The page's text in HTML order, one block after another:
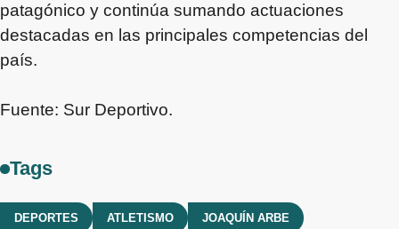
patagónico y continúa sumando actuaciones
destacadas en las principales competencias del
país.
Fuente: Sur Deportivo.
Tags
DEPORTES ATLETISMO JOAQUÍN ARBE